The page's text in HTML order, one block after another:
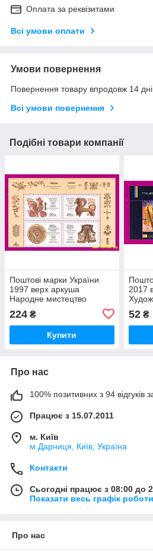
Оплата за реквізитами
Всі умови оплати
Умови повернення
Повернення товару впродовж 14
Всі умови повернення
Подібні товари компанії
Поштові марки України
1997 верх аркуша
Народне мистецтво
224 ₴
Купити
2017
52₴
Про нас
100% позитивних з 94 відгуків
Працює з 15.07.2011
м. Київ
м.Дарниця, Київ, Україна
Контакти
Сьогодні працює з 08:00 до
Показати весь графік роботи
Про нас